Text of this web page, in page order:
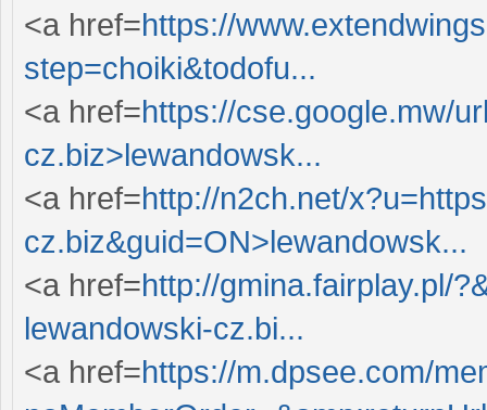
<a href=https://
step=choiki&todofu...
<a href=https://cse.google.mw/
cz.biz>lewandowsk...
<a href=http://n2ch.net/
cz.biz&guid=ON>lewandowsk...
<a href=http://gmina.fairplay.pl/
lewandowski-cz.bi...
<a href=https://m.dpsee.com/